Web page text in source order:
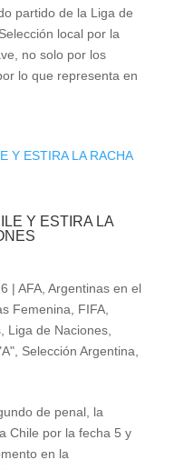
partido de la Liga de
local por la
no solo por los
lo que representa en
Y ESTIRA LA
| AFA, Argentinas en el
Femenina FIFA,
, Liga de Naciones,
, Selección Argentina
de penal, la
Chile por la fecha 5 y
en la